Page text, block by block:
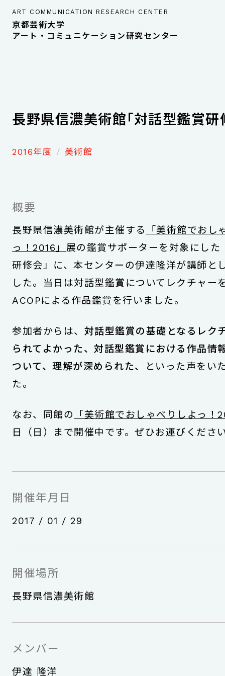
ART COMMUNICATION RESEARCH CENTER
京都芸術大学
アート・コミュニケーション研究センター
長野県信濃美術館「対話型鑑賞研
2016年度 美術館
概要
長野県信濃美術館が主催する
「美術館でおし
っ！2016」 展の鑑賞サポーターを対象にした
研修会」に、本センターの伊達隆洋が講師と
した。当日は対話型鑑賞についてレクチャー
ACOPによる作品鑑賞を行いました。
参加者からは、 対話型鑑賞の基礎となるレク
られてよかった、対話型鑑賞における作品情
ついて、理解が深められた、
といった声をい
た。
なお、同館の
「美術館でおしゃべりしよっ！
日（日）まで開催中です。ぜひお運びくださ
開催年月日
2017 / 01 / 29
開催場所
長野県信濃美術館
メンバー
伊達 隆洋